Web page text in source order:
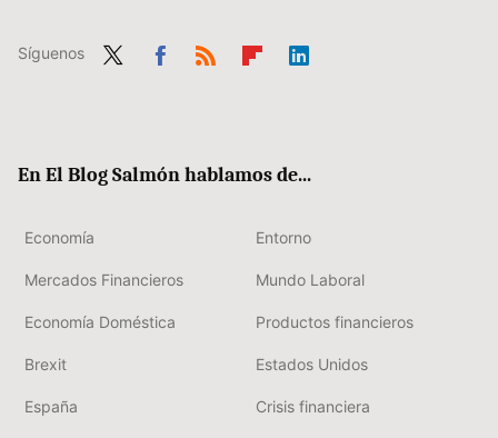
Síguenos
En El Blog Salmón hablamos de...
Economía Entorno
Mercados Financieros Mundo Laboral
Economía Doméstica Productos financieros
Brexit Estados Unidos
España Crisis financiera